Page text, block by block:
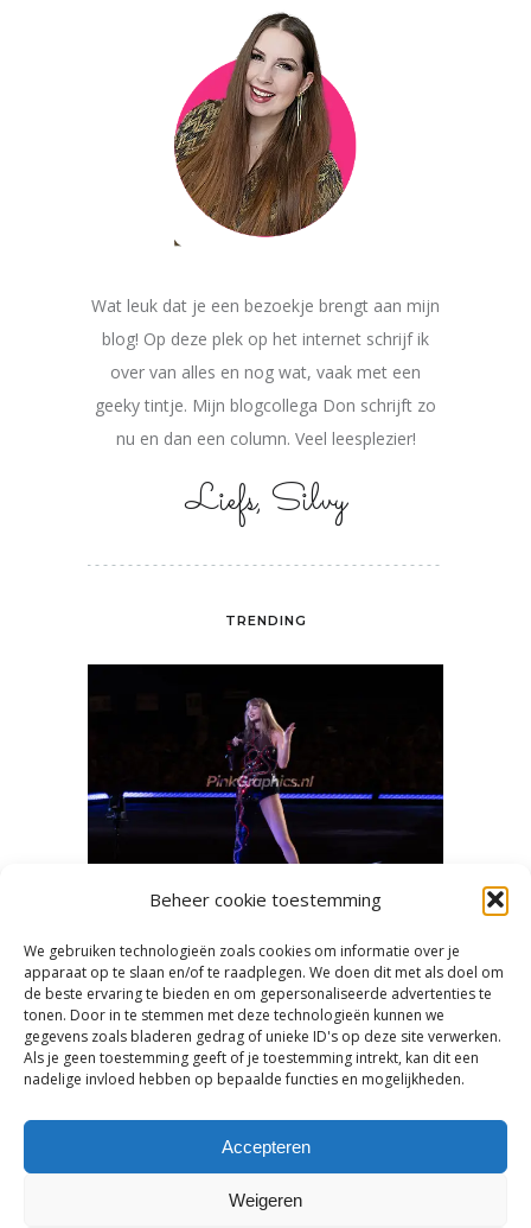
Beheer cookie toestemming
We gebruiken technologieën zoals cookies om informatie over je
apparaat op te slaan en/of te raadplegen. We doen dit met als doel om
de beste ervaring te bieden en om gepersonaliseerde advertenties te
tonen. Door in te stemmen met deze technologieën kunnen we
gegevens zoals bladeren gedrag of unieke ID's op deze site verwerken.
Als je geen toestemming geeft of je toestemming intrekt, kan dit een
nadelige invloed hebben op bepaalde functies en mogelijkheden.
Accepteren
Weigeren
Wat leuk dat je een bezoekje brengt aan mijn
blog! Op deze plek op het internet schrijf ik
over van alles en nog wat, vaak met een
geeky tintje. Mijn blogcollega Don schrijft zo
nu en dan een column. Veel leesplezier!
Liefs, Silvy
TRENDING
heet
Mooie concertfoto’s en -video’s
maken